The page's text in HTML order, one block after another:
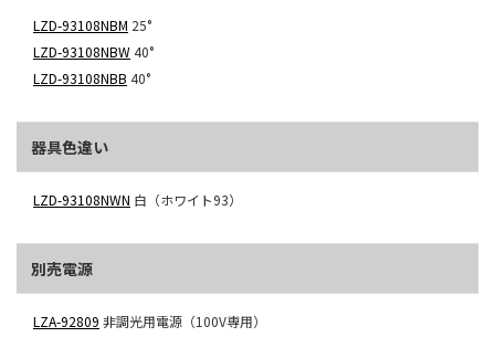
LZD-93108NBM 25°
LZD-93108NBW40°
LZD-93108NBB 40°
器具色違い
LZD-93108NWN 白（ホワイト93）
別売電源
LZA-92809 非調光用電源（100V専用）